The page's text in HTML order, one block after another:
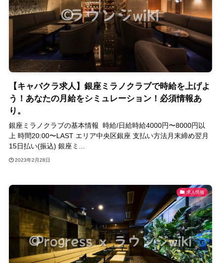
【キャバクラ求人】銀座ミラノクラブで時給を上げよ
う！あなたの月給をシミュレーション！必須情報あ
り。
銀座ミラノクラブの基本情報 時給/日給時給4000円〜8000円以
上 時間20:00〜LAST エリア中央区銀座 支払い方法月末締め翌月
15日払い(振込) 銀座ミ...
2023年2月28日
求人情報